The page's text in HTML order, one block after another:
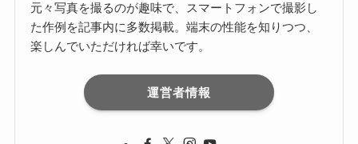
元々写真を撮るのが趣味で、スマートフォンで撮影し
た作例を記事内に多数掲載。端末の性能を知りつつ、
楽しんでいただければ幸いです。
運営者情報